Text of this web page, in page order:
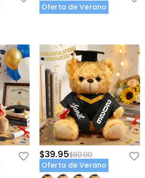
Oferta de Verano
$39.95$80.00
Oferta de Verano